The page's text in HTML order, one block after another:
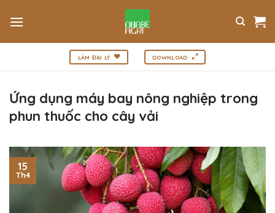
qua
nội
dung
LÀM ĐẠI LÝ DOWNLOAD
Ứng dụng máy bay nông nghiệp trong
phun thuốc cho cây vải
15
Th4